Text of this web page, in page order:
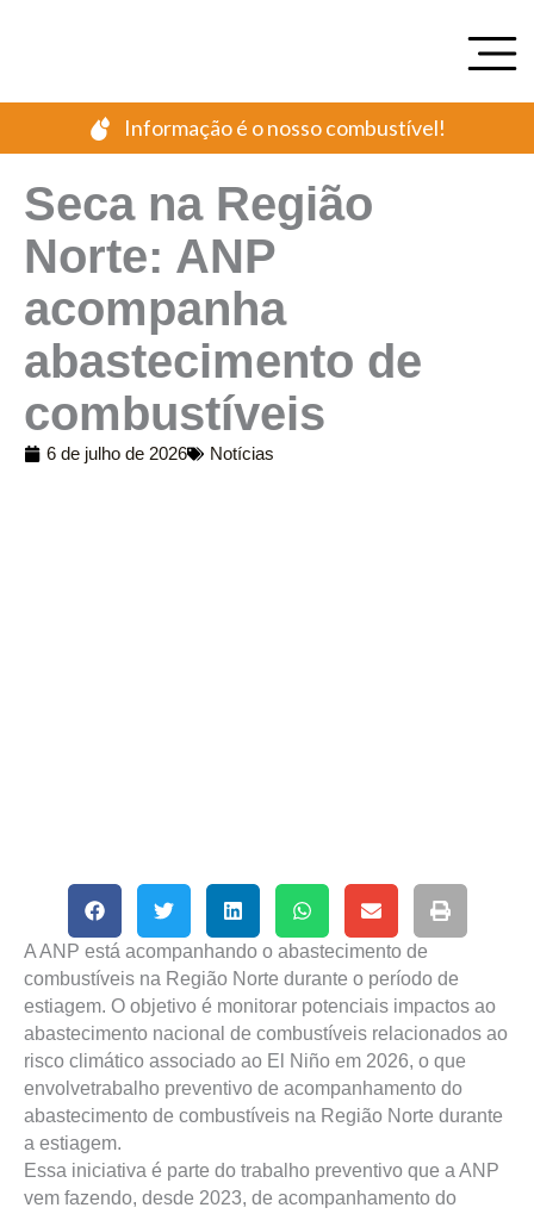
Informação é o nosso combustível!
Seca na Região
Norte: ANP
acompanha
abastecimento de
combustíveis
6 de julho de 2026 Notícias
A ANP está acompanhando o abastecimento de
combustíveis na Região Norte durante o período de
estiagem. O objetivo é monitorar potenciais impactos ao
abastecimento nacional de combustíveis relacionados ao
risco climático associado ao El Niño em 2026, o que
envolvetrabalho preventivo de acompanhamento do
abastecimento de combustíveis na Região Norte durante
a estiagem.
Essa iniciativa é parte do trabalho preventivo que a ANP
vem fazendo, desde 2023, de acompanhamento do